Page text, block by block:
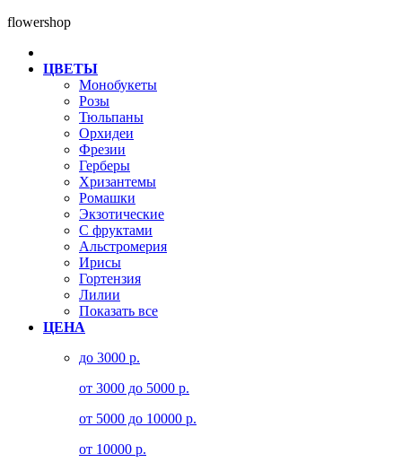
flowershop
ЦВЕТЫ
Монобукеты
Розы
Тюльпаны
Орхидеи
Фрезии
Герберы
Хризантемы
Ромашки
Экзотические
С фруктами
Альстромерия
Ирисы
Гортензия
Лилии
Показать все
ЦЕНА
до 3000 р.
от 3000 до 5000 р.
от 5000 до 10000 р.
от 10000 р.